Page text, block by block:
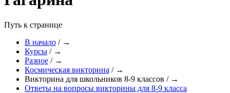
Путь к странице
В начало / →
Курсы / →
Разное / →
Космическая викторина / →
Викторина для школьников 8-9 классов / →
Ответы на вопросы викторины для 8-9 класса